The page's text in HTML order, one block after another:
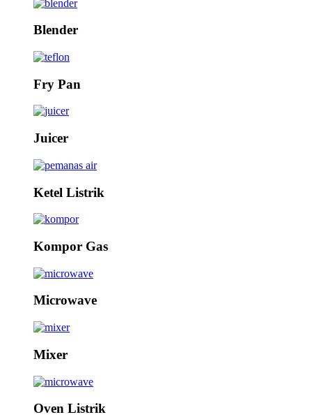
Blender
Fry Pan
Juicer
Ketel Listrik
Kompor Gas
Microwave
Mixer
Oven Listrik